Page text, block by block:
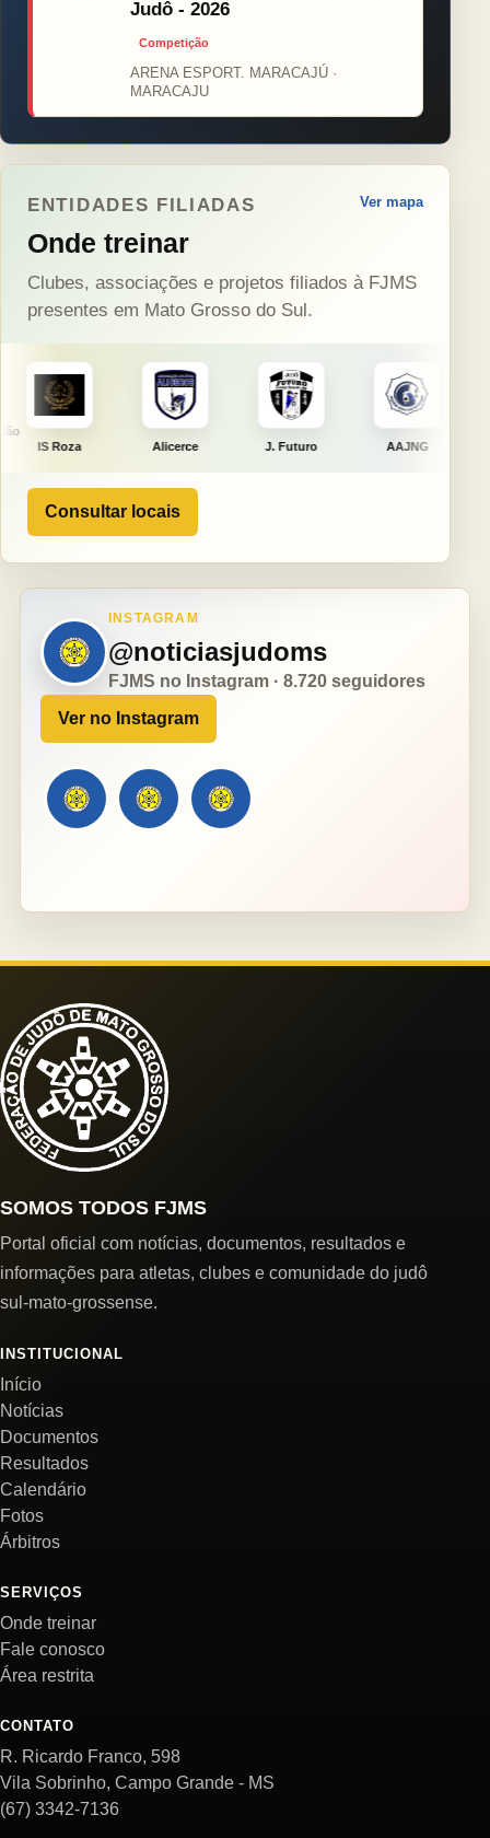
Judô - 2026
Competição
ARENA ESPORT. MARACAJÚ ·
MARACAJU
ENTIDADES FILIADAS
Onde treinar
Ver mapa
Clubes, associações e projetos filiados à FJMS
presentes em Mato Grosso do Sul.
Alicerce J. Futuro AAJNG TSURU
Consultar locais
INSTAGRAM
@noticiasjudoms
FJMS no Instagram · 8.720 seguidores
Ver no Instagram
SOMOS TODOS FJMS
Portal oficial com notícias, documentos, resultados e
informações para atletas, clubes e comunidade do judô
sul-mato-grossense.
INSTITUCIONAL
Início
Notícias
Documentos
Resultados
Calendário
Fotos
Árbitros
SERVIÇOS
Onde treinar
Fale conosco
Área restrita
CONTATO
R. Ricardo Franco, 598
Vila Sobrinho, Campo Grande - MS
(67) 3342-7136